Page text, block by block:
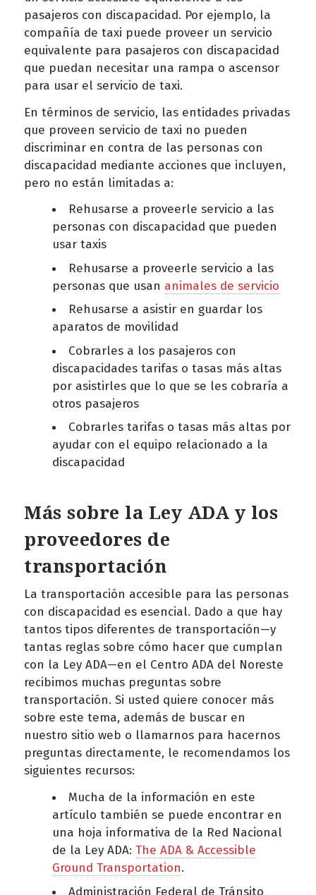
pasajeros con discapacidad. Por ejemplo, la
compañía de taxi puede proveer un servicio
equivalente para pasajeros con discapacidad
que puedan necesitar una rampa o ascensor
para usar el servicio de taxi.
En términos de servicio, las entidades privadas
que proveen servicio de taxi no pueden
discriminar en contra de las personas con
discapacidad mediante acciones que incluyen,
pero no están limitadas a:
Rehusarse a proveerle servicio a las
personas con discapacidad que pueden
usar taxis
Rehusarse a proveerle servicio a las
personas que usan animales de servicio
Rehusarse a asistir en guardar los
aparatos de movilidad
Cobrarles a los pasajeros con
discapacidades tarifas o tasas más altas
por asistirles que lo que se les cobraría a
otros pasajeros
Cobrarles tarifas o tasas más altas por
ayudar con el equipo relacionado a la
discapacidad
Más sobre la Ley ADA y los
proveedores de
transportación
La transportación accesible para las personas
con discapacidad es esencial. Dado a que hay
tantos tipos diferentes de transportación—y
tantas reglas sobre cómo hacer que cumplan
con la Ley ADA—en el Centro ADA del Noreste
recibimos muchas preguntas sobre
transportación. Si usted quiere conocer más
sobre este tema, además de buscar en
nuestro sitio web o llamarnos para hacernos
preguntas directamente, le recomendamos los
siguientes recursos:
Mucha de la información en este
artículo también se puede encontrar en
una hoja informativa de la Red Nacional
de la Ley ADA: The ADA & Accessible
Ground Transportation.
Administración Federal de Tránsito